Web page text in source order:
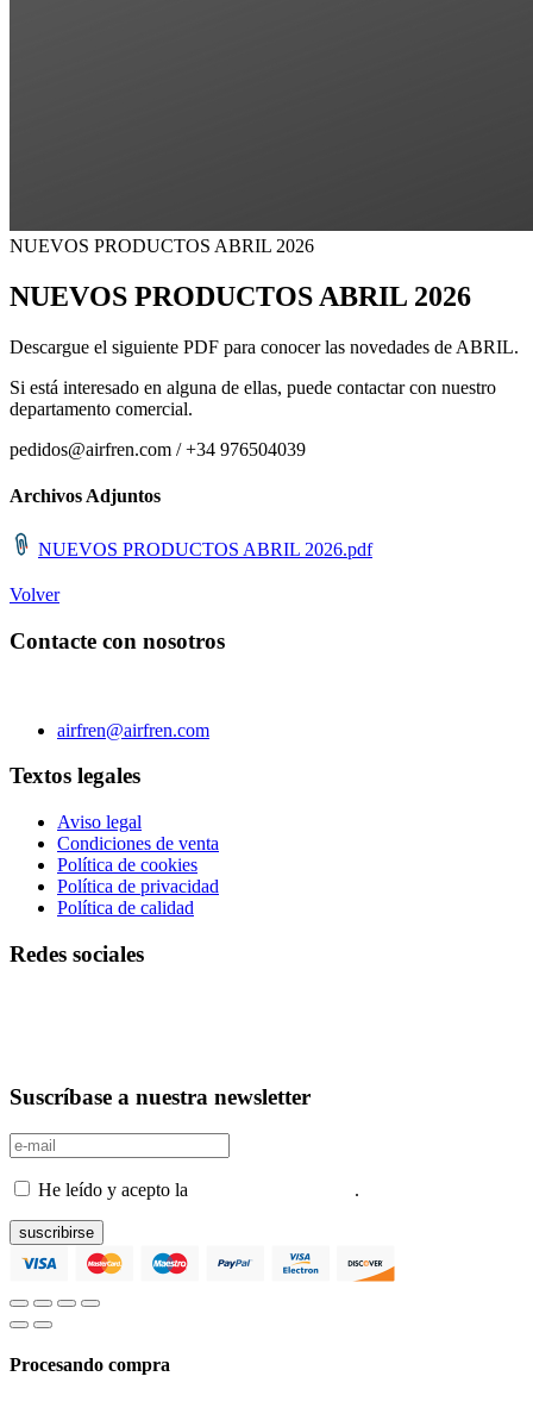
NUEVOS PRODUCTOS ABRIL 2026
NUEVOS PRODUCTOS ABRIL 2026
Descargue el siguiente PDF para conocer las novedades de ABRIL.
Si está interesado en alguna de ellas, puede contactar con nuestro
departamento comercial.
pedidos@airfren.com / +34 976504039
Archivos Adjuntos
NUEVOS PRODUCTOS ABRIL 2026.pdf
Volver
Contacte con nosotros
airfren@airfren.com
Textos legales
Aviso legal
Condiciones de venta
Política de cookies
Política de privacidad
Política de calidad
Redes sociales
Suscríbase a nuestra newsletter
He leído y acepto la .
suscribirse
Procesando compra